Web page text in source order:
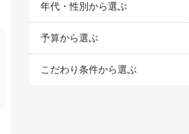
年代・性別から選ぶ
予算から選ぶ
こだわり条件から選ぶ